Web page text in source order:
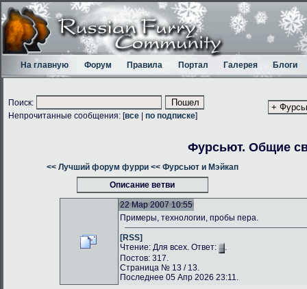
На главную Форум Правила Портал Галерея Блоги
Поиск:
Непрочитанные сообщения: [все по подписке]
Фурсьют. Общие
<< Лучший форум фурри << Фурсьют и Мэйкап
Описание ветви
22 Мар 2007 10:55
Примеры, технологии, пробы пера.
[RSS]
Чтение: Для всех. Ответ:
.
Постов: 317.
Страница № 13 / 13.
Последнее 05 Апр 2026 23:11.